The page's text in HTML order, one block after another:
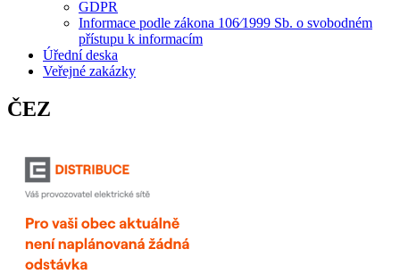
GDPR
Informace podle zákona 106⁄1999 Sb. o svobodném
přístupu k informacím
Úřední deska
Veřejné zakázky
ČEZ